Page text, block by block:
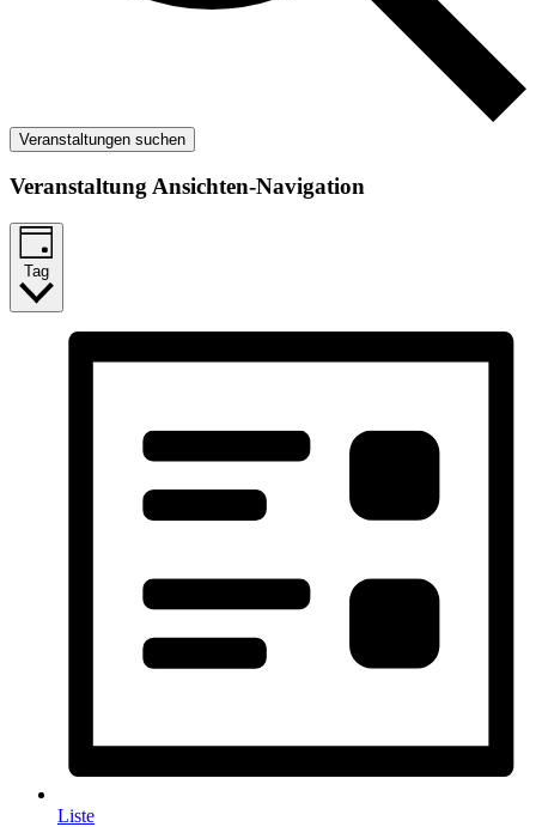
Veranstaltungen suchen
Veranstaltung Ansichten-Navigation
Tag
Liste